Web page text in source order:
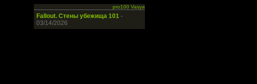
pro100 Vasya
Fallout. Стены убежища 101 -
03/14/2026